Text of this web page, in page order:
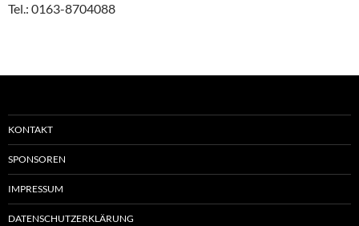
Tel.: 0163-8704088
KONTAKT
SPONSOREN
IMPRESSUM
DATENSCHUTZERKLÄRUNG